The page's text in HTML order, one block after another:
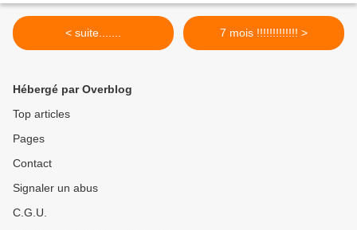
< suite....... 7 mois !!!!!!!!!!!!! >
Hébergé par Overblog
Top articles
Pages
Contact
Signaler un abus
C.G.U.